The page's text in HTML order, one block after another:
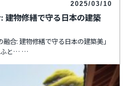
2025/03/10
: 建物修繕で守る日本の建築
合: 建物修繕で守る日本の建築美」
ふと…